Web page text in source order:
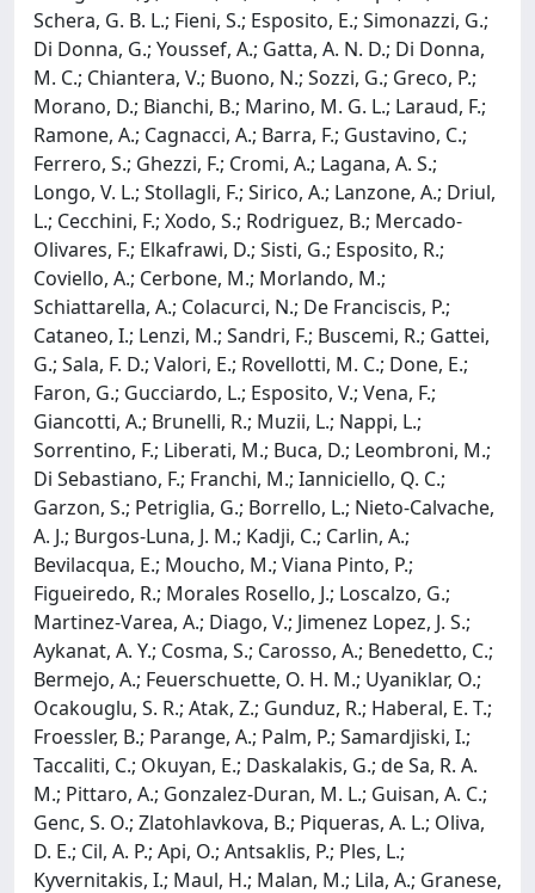
Schera, G. B. L.; Fieni, S.; Esposito, E.; Simonazzi, G.;
Di Donna, G.; Youssef, A.; Gatta, A. N. D.; Di Donna,
M. C.; Chiantera, V.; Buono, N.; Sozzi, G.; Greco, P.;
Morano, D.; Bianchi, B.; Marino, M. G. L.; Laraud, F.;
Ramone, A.; Cagnacci, A.; Barra, F.; Gustavino, C.;
Ferrero, S.; Ghezzi, F.; Cromi, A.; Lagana, A. S.;
Longo, V. L.; Stollagli, F.; Sirico, A.; Lanzone, A.; Driul,
L.; Cecchini, F.; Xodo, S.; Rodriguez, B.; Mercado-
Olivares, F.; Elkafrawi, D.; Sisti, G.; Esposito, R.;
Coviello, A.; Cerbone, M.; Morlando, M.;
Schiattarella, A.; Colacurci, N.; De Franciscis, P.;
Cataneo, I.; Lenzi, M.; Sandri, F.; Buscemi, R.; Gattei,
G.; Sala, F. D.; Valori, E.; Rovellotti, M. C.; Done, E.;
Faron, G.; Gucciardo, L.; Esposito, V.; Vena, F.;
Giancotti, A.; Brunelli, R.; Muzii, L.; Nappi, L.;
Sorrentino, F.; Liberati, M.; Buca, D.; Leombroni, M.;
Di Sebastiano, F.; Franchi, M.; Ianniciello, Q. C.;
Garzon, S.; Petriglia, G.; Borrello, L.; Nieto-Calvache,
A. J.; Burgos-Luna, J. M.; Kadji, C.; Carlin, A.;
Bevilacqua, E.; Moucho, M.; Viana Pinto, P.;
Figueiredo, R.; Morales Rosello, J.; Loscalzo, G.;
Martinez-Varea, A.; Diago, V.; Jimenez Lopez, J. S.;
Aykanat, A. Y.; Cosma, S.; Carosso, A.; Benedetto, C.;
Bermejo, A.; Feuerschuette, O. H. M.; Uyaniklar, O.;
Ocakouglu, S. R.; Atak, Z.; Gunduz, R.; Haberal, E. T.;
Froessler, B.; Parange, A.; Palm, P.; Samardjiski, I.;
Taccaliti, C.; Okuyan, E.; Daskalakis, G.; de Sa, R. A.
M.; Pittaro, A.; Gonzalez-Duran, M. L.; Guisan, A. C.;
Genc, S. O.; Zlatohlavkova, B.; Piqueras, A. L.; Oliva,
D. E.; Cil, A. P.; Api, O.; Antsaklis, P.; Ples, L.;
Kyvernitakis, I.; Maul, H.; Malan, M.; Lila, A.; Granese,